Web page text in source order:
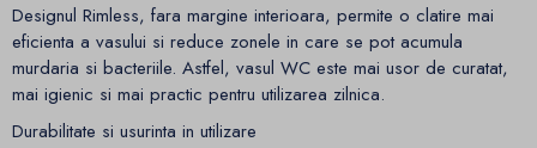
Designul Rimless, fara margine interioara, permite o clatire mai
eficienta a vasului si reduce zonele in care se pot acumula
murdaria si bacteriile. Astfel, vasul WC este mai usor de curatat,
mai igienic si mai practic pentru utilizarea zilnica.
Durabilitate si usurinta in utilizare